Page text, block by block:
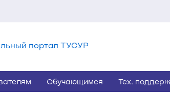
портал ТУСУР
Обучающимся Тех.